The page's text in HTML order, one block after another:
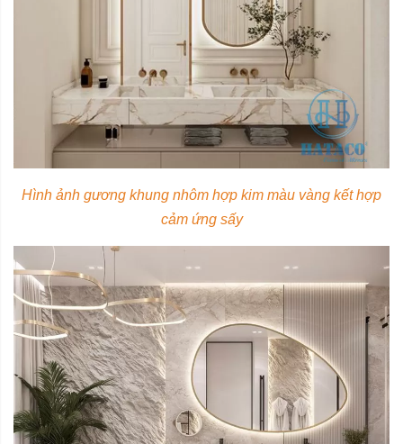
Hình ảnh gương khung nhôm hợp kim màu vàng kết hợp
cảm ứng sấy